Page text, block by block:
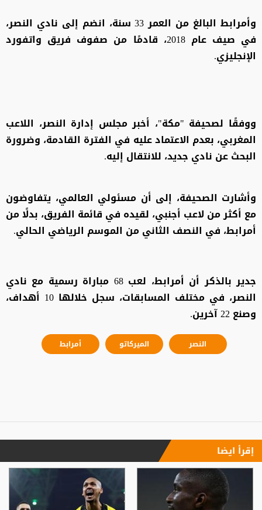
وأمرابط البالغ من العمر 33 سنة، انضم إلى نادي النصر،
في صيف عام 2018، قادمًا من صفوف فريق واتفورد
الإنجليزي.
ووفقًا لصحيفة "مكة"، أخبر مجلس إدارة النصر، اللاعب
المغربي، بعدم الاعتماد عليه في الفترة القادمة، وضرورة
البحث عن نادي جديد، للانتقال إليه.
وأشارت الصحيفة، إلى أن مسئولي العالمي، يتفاوضون
مع أكثر من لاعب أجنبي، لقيده في قائمة الفريق، بدلًا من
أمرابط، في النصف الثاني من الموسم الرياضي الحالي.
جدير بالذكر أن أمرابط، لعب 68 مباراة رسمية مع نادي
النصر، في مختلف المسابقات، سجل خلالها 10 أهداف،
وصنع 22 آخرين.
النصر الميركاتو أمرابط
إقرأ ايضا